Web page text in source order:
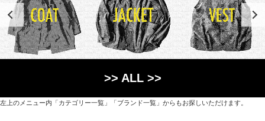
>> ALL >>
左上のメニュー内「カテゴリー一覧」「ブランド一覧」からもお探しいただけます。